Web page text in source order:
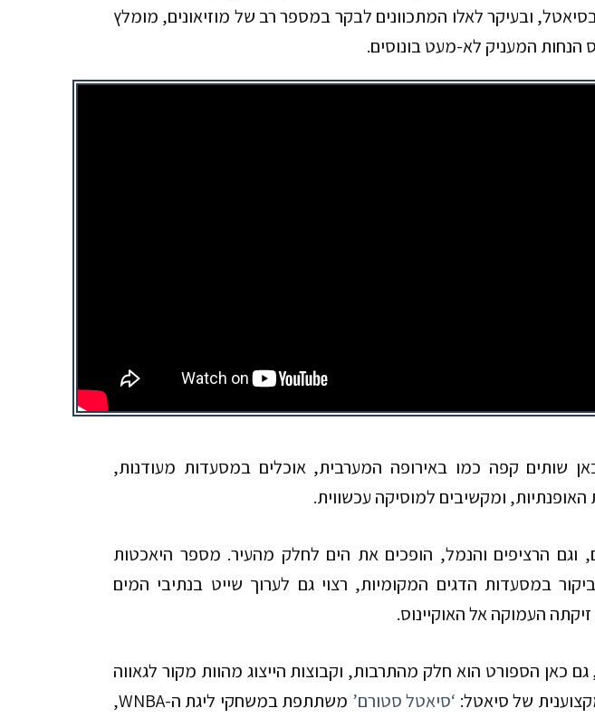
ובעיקר לאלו המתכוונים לבקר במספר רב של מוזיאונים, מומלץ
הנחות המעניק לא-מעט בונוסים.
שותים קפה כמו באירופה המערבית, אוכלים במסעדות מעודנות,
האופנתיות, ומקשיבים למוסיקה עכשווית.
וגם הרציפים והנמל, הופכים את הים לחלק מהעיר. מספר היאכטות
במסעדות הדגים המקומיות, רצוי גם לערוך שייט בנתיבי המים
העמוקה אל האוקיינוס.
כאן הספורט הוא חלק מהתרבות, וקבוצות הייצוג מהוות מקור לגאווה
של סיאטל: ‘סיאטל סטורם’
משתתפת במשחקי ליגת ה-WNBA,